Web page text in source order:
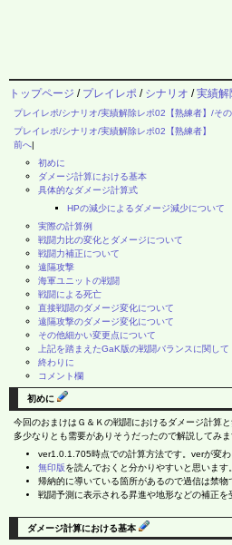
トップページ / プレイレポ / シナリオ /実績解
プレイレポ/シナリオ/実績解除レポ02【熟練者】/そ
プレイレポ/シナリオ/実績解除レポ02【熟練者】
前へ
初めに
ダメージ計算における基本
具体的なダメージ計算式
HPの減少によるダメージ減少について
実際の計算例
戦闘力比の変化とダメージについて
戦闘力補正について
遠隔攻撃
海軍ユニットの戦闘
戦闘による死亡
直接戦闘のダメージ変化について
遠隔攻撃のダメージ変化について
その他細かい変更点について
上記を踏まえたGaK版の戦闘バランスに関して
終わりに
コメント欄
初めに
今回のおまけはＧ＆Ｋの戦闘におけるダメージ計算と
多少なりとも需要がありそうだったので解説してみま
ver1.0.1.705時点での計算方法です。verが変わ
無印版を読んでおくと分かりやすいと思います。
帰納的に導いている箇所があるので過信は禁物
戦闘予測に表示される昇進や地形などの補正を
ダメージ計算における基本